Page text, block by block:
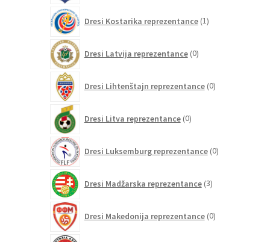
Dresi Kostarika reprezentance 1izdelek
Dresi Latvija reprezentance 0izdelkov
Dresi Lihtenštajn reprezentance 0izdelkov
Dresi Litva reprezentance 0izdelkov
Dresi Luksemburg reprezentance 0izdelkov
Dresi Madžarska reprezentance 3izdelki
Dresi Makedonija reprezentance 0izdelkov